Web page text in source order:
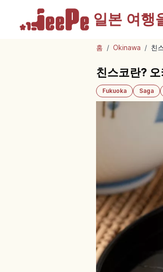
일본 여행
홈 / Okinawa / 친
친스코란?
Fukuoka Saga